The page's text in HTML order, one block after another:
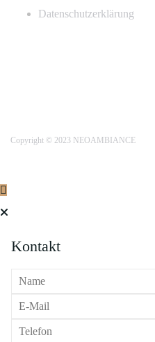
Datenschutzerklärung
Copyright © 2023 NEOAMBIANCE
Kontakt